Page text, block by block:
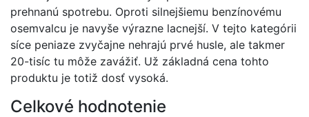
prehnanú spotrebu. Oproti silnejšiemu benzínovému
osemvalcu je navyše výrazne lacnejší. V tejto kategórii
síce peniaze zvyčajne nehrajú prvé husle, ale takmer
20-tisíc tu môže zavážiť. Už základná cena tohto
produktu je totiž dosť vysoká.
Celkové hodnotenie